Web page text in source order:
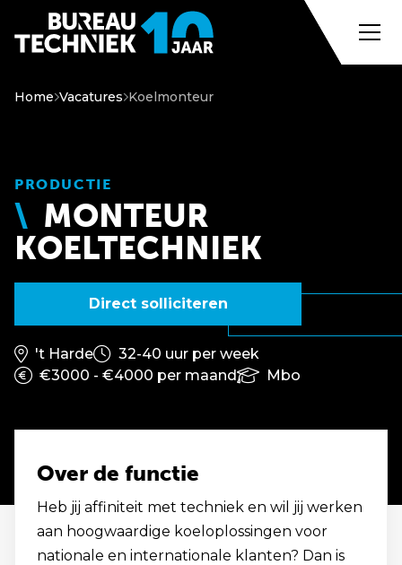
Home Vacatures Koelmonteur
PRODUCTIE
MONTEUR
KOELTECHNIEK
Direct solliciteren
't Harde
32-40 uur per week
€3000 - €4000 per maand
Mbo
Over de functie
Heb jij affiniteit met techniek en wil jij werken
aan hoogwaardige koeloplossingen voor
nationale en internationale klanten? Dan is